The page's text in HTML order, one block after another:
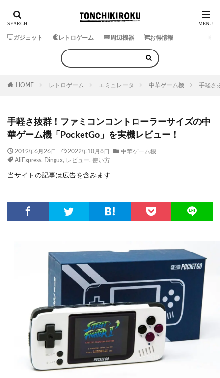
ガジェット レトロゲーム 周辺機器 お得情報
HOME レトロゲーム エミュレータ 中華ゲーム機 手軽さ
手軽さ抜群！ファミコンコントローラーサイズの中
華ゲーム機「PocketGo」を実機レビュー！
2019年6月26日 2022年10月8日
中華ゲーム機
AliExpress, Dingux, レビュー, 使い方
当サイトの記事は広告を含みます